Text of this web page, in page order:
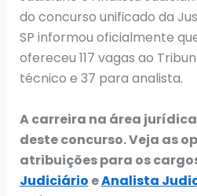
do concurso unificado da
SP informou oficialmente
ofereceu 117 vagas ao
técnico e 37 para analista.
A carreira na área
deste concurso. Veja as
atribuições para os
Judiciário eAnalista